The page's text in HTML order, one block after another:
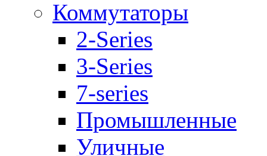
Коммутаторы
2-Series
3-Series
7-series
Промышленные
Уличные